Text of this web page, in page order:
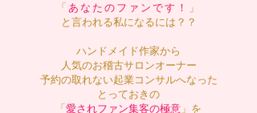
「あなたのファンです！
」
と言われる私になるには？？
ハンドメイド作家から
人気のお稽古サロンオーナー
予約の取れない起業コンサルへなった
とっておきの
「 愛されファン集客の極意 」を